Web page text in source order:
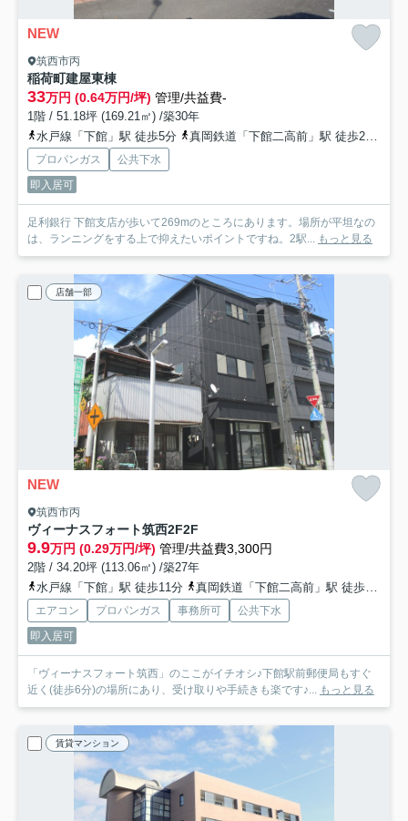
NEW
筑西市丙
稲荷町建屋東棟
33万円 (0.64万円/坪) 管理/共益費-
1階 / 51.18坪 (169.21㎡) /築30年
水戸線「下館」駅 徒歩5分
真岡鉄道「下館二高前」駅 徒歩27分
プロパンガス
公共下水
即入居可
足利銀行 下館支店が歩いて269mのところにあります。場所が平坦なの
は、ランニングをする上で抑えたいポイントですね。2駅... もっと見る
店舗一部
NEW
筑西市丙
ヴィーナスフォート筑西2F2F
9.9万円 (0.29万円/坪) 管理/共益費3,300円
2階 / 34.20坪 (113.06㎡) /築27年
水戸線「下館」駅 徒歩11分
真岡鉄道「下館二高前」駅 徒歩21分
エアコン プロパンガス 事務所可
公共下水
即入居可
「ヴィーナスフォート筑西」のここがイチオシ♪下館駅前郵便局もすぐ
近く(徒歩6分)の場所にあり、受け取りや手続きも楽です♪... もっと見る
賃貸マンション